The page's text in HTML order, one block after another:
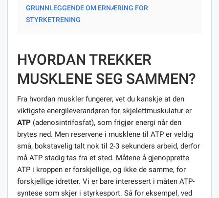
GRUNNLEGGENDE OM ERNÆRING FOR
STYRKETRENING
HVORDAN TREKKER
MUSKLENE SEG SAMMEN?
Fra hvordan muskler fungerer, vet du kanskje at den
viktigste energileverandøren for skjelettmuskulatur er
ATP (adenosintrifosfat), som frigjør energi når den
brytes ned. Men reservene i musklene til ATP er veldig
små, bokstavelig talt nok til 2-3 sekunders arbeid, derfor
må ATP stadig tas fra et sted. Måtene å gjenopprette
ATP i kroppen er forskjellige, og ikke de samme, for
forskjellige idretter. Vi er bare interessert i måten ATP-
syntese som skjer i styrkesport. Så for eksempel, ved